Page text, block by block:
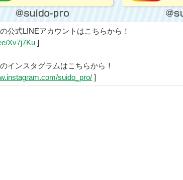
公式LINEアカウントはこちらから！
Xv7j7Ku ]
インスタグラムはこちらから！
suido_pro/ ]